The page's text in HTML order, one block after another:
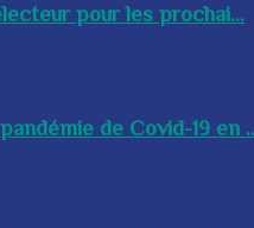
pour les prochai...
de Covid-19 en